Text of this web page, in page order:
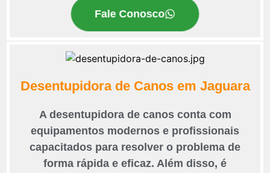
Fale Conosco
Desentupidora de Canos em Jaguara
A desentupidora de canos conta com
equipamentos modernos e profissionais
capacitados para resolver o problema de
forma rápida e eficaz. Além disso, é